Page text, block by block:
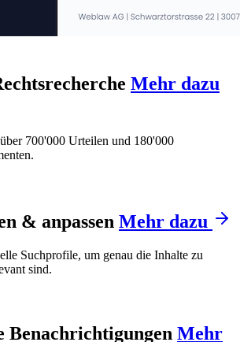
Mehr dazu
700'000 Urteilen und 180'000
& anpassen Mehr dazu
Suchprofile, um genau die Inhalte zu
sind.
Benachrichtigungen Mehr